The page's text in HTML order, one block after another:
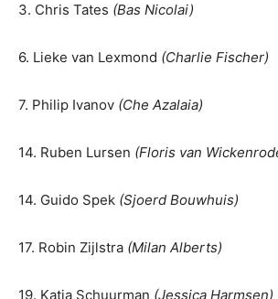
3. Chris Tates (Bas Nicolai)
6. Lieke van Lexmond (Charlie Fischer)
7. Philip Ivanov (Che Azalaia)
14. Ruben Lursen (Floris van
14. Guido Spek (Sjoerd Bouwhuis)
17. Robin Zijlstra (Milan Alberts)
19. Katja Schuurman (Jessica Harmsen)